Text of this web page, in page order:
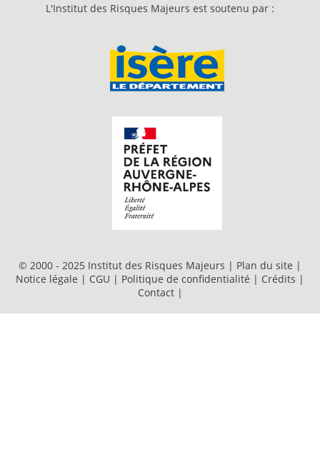
L'Institut des Risques Majeurs est soutenu par :
© 2000 - 2025 Institut des Risques Majeurs | Plan du site |
Notice légale | CGU | Politique de confidentialité | Crédits |
Contact |